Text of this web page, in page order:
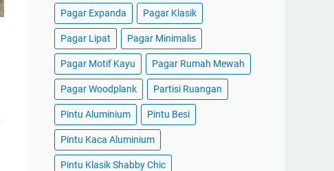
Pagar Expanda Pagar Klasik
Pagar Lipat Pagar Minimalis
Pagar Motif Kayu Pagar Rumah Mewah
Pagar Woodplank Partisi Ruangan
Pintu Aluminium Pintu Besi
Pintu Kaca Aluminium
Pintu Klasik Shabby Chic